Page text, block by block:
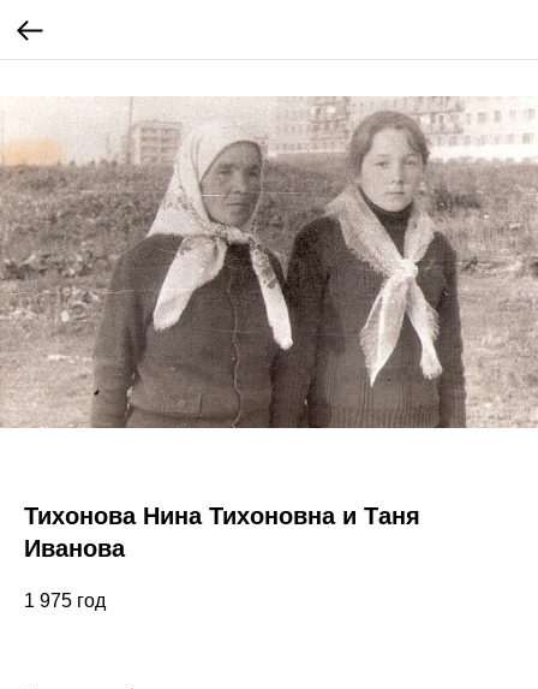
Тихонова Нина Тихоновна и Таня
Иванова
1 975 год